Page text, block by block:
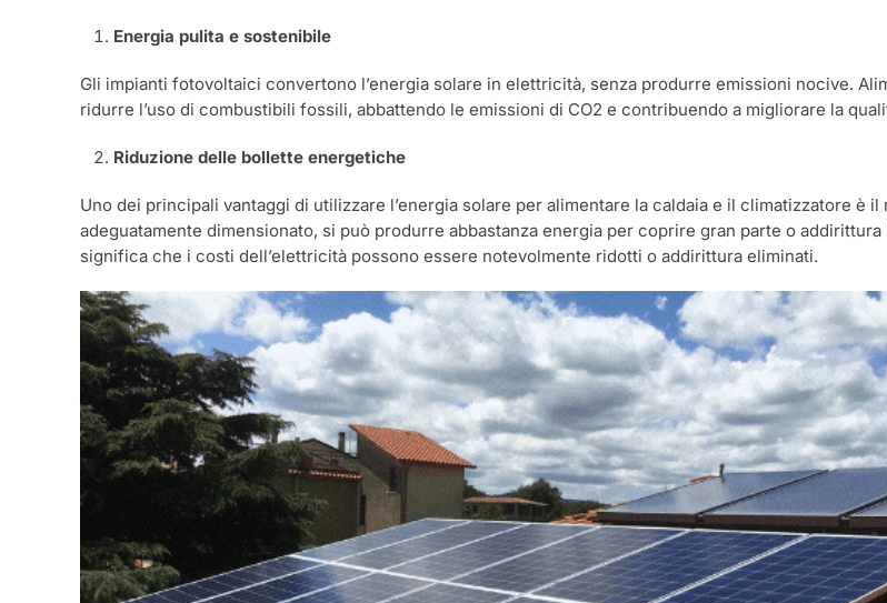
Energia pulita e sostenibile
Gli impianti fotovoltaici convertono l’energia solare in elettricità, senza produrre emissioni nocive.
ridurre l’uso di combustibili fossili, abbattendo le emissioni di CO2 e contribuendo a migliorare la
Riduzione delle bollette energetiche
Uno dei principali vantaggi di utilizzare l’energia solare per alimentare la caldaia e il climatizzatore
adeguatamente dimensionato, si può produrre abbastanza energia per coprire gran parte o
significa che i costi dell’elettricità possono essere notevolmente ridotti o addirittura eliminati.